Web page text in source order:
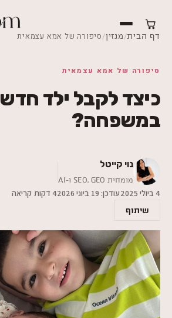
דף הבית/מגזין/סיפורה של אמא עצמאית
סיפורה של אמא עצמאית
כיצד לקבל ילד חדש
במשפחה?
נוי קייטל
מומחית SEO,‎ GEO ו-AI
4 ביולי 2025 עודכן: 19 ביוני 2026 4 דקות קריאה
שיתוף